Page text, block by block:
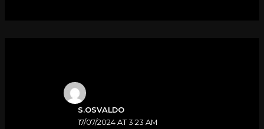
S.OSVALDO
17/07/2024 AT 3:23 AM